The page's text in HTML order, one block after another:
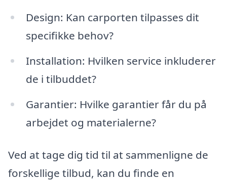
Design: Kan carporten tilpasses dit
specifikke behov?
Installation: Hvilken service inkluderer
de i tilbuddet?
Garantier: Hvilke garantier får du på
arbejdet og materialerne?
Ved at tage dig tid til at sammenligne de
forskellige tilbud, kan du finde en